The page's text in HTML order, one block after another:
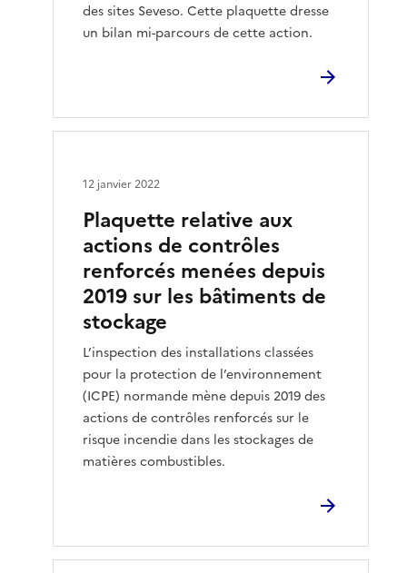
des sites Seveso. Cette plaquette dresse
un bilan mi-parcours de cette action.
Plaquette relative aux
actions de contrôles
renforcés menées depuis
2019 sur les bâtiments de
stockage
L’inspection des installations classées
pour la protection de l’environnement
(ICPE) normande mène depuis 2019 des
actions de contrôles renforcés sur le
risque incendie dans les stockages de
matières combustibles.
12 janvier 2022